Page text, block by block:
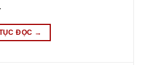
ĐỌC →